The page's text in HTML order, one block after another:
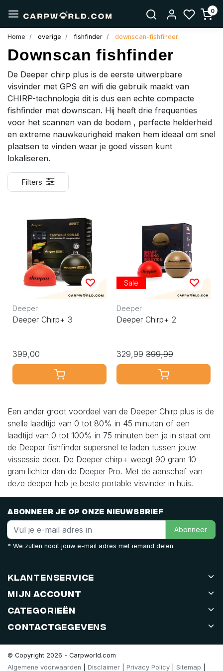
0
Home overige fishfinder downscan-fishfinder
Downscan fishfinder
De Deeper chirp plus is de eerste uitwerpbare
visvinder met GPS en wifi die gebruik maakt van
CHIRP-technologie dit is dus een echte compacte
fishfinder met downscan. Hij heeft drie frequenties
voor het scannen van de bodem , perfecte helderheid
en extreme nauwkeurigheid maken hem ideaal om snel
plaatsen te vinden waar je goed vissen kunt
lokaliseren.
Filters
Deeper
Deeper Chirp+ 3
399,00
Sale
Deeper
Deeper Chirp+ 2
329,99 399,99
Een ander groot voordeel van de Deeper Chirp plus is de
snelle laadtijd van 0 tot 80% in 45 minuten of een
laadtijd van 0 tot 100% in 75 minuten ben je in staat om
de Deeper fishfinder supersnel te laden tussen jouw
vissessie door. De Deeper chirp+ weegt 90 gram 10
gram lichter dan de Deeper Pro. Met de aanschaf van
deze deeper heb je beste portable visvinder in huis.
Abonneer je op onze nieuwsbrief
Abonneer
* We zullen nooit jouw e-mail adres met iemand delen.
Klantenservice
Mijn account
Categorieën
Contactgegevens
© Copyright 2026 - Carpworld.com
Algemene voorwaarden
Disclaimer Privacy Policy Sitemap